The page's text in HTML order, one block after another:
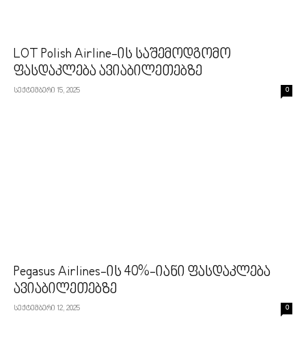
LOT Polish Airline-ის საშემოდგომო
ფასდაკლება ავიაბილეთებზე
სექტემბერი 15, 2025 0
Pegasus Airlines-ის 40%-იანი ფასდაკლება
ავიაბილეთებზე
სექტემბერი 12, 2025 0